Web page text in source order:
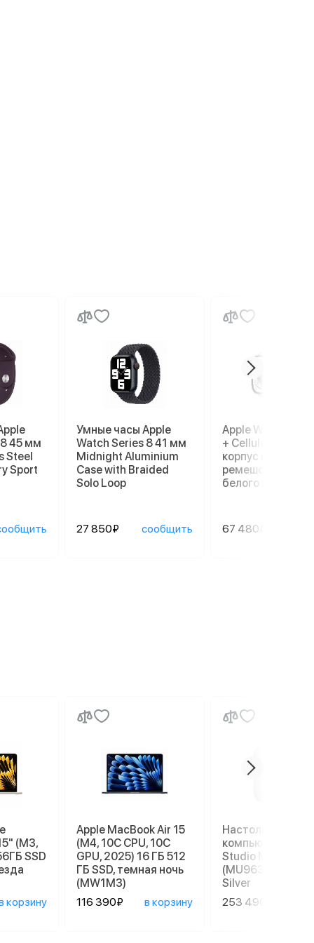
45 мм
Steel
Sport
Умные часы Apple
Watch Series 8 41 мм
Midnight Aluminium
Case with Braided
Solo Loop
27 850₽ сообщить
Apple Watch Ultra
+ Cellular, 49 мм,
корпус из титана,
ремешок Ocean
белого цвета
67 480₽
(M3,
SSD
корзину
Apple MacBook Air 15
(M4, 10C CPU, 10C
GPU, 2025) 16 ГБ 512
ГБ SSD, темная ночь
(MW1M3)
116 390₽
в корзину
Настольный
компьютер
Studio M4 Max
(MU963), 36/512
Silver
253 490₽